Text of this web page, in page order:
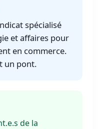
spécialisé
et affaires pour
en commerce.
un pont.
de la